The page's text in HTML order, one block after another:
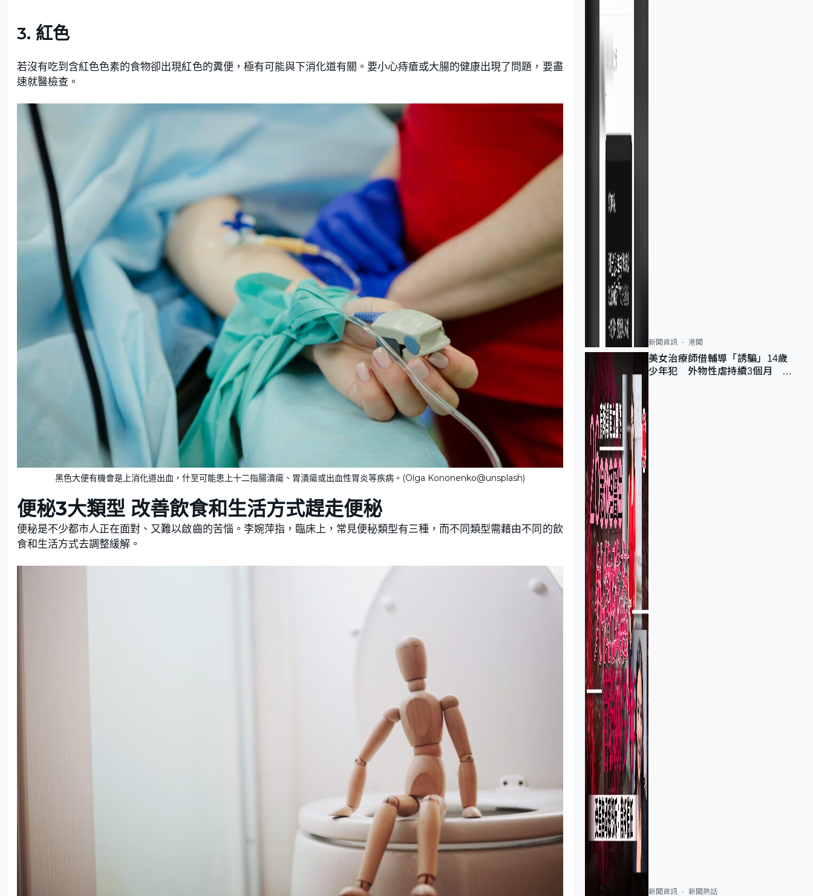
3. 紅色
若沒有吃到含紅色色素的食物卻出現紅色的糞便，極有可能與下消化道有關。要小心痔瘡或大腸的健康出現了問題，要盡
速就醫檢查。
黑色大便有機會是上消化道出血，什至可能患上十二指腸潰瘍、胃潰瘍或出血性胃炎等疾病。(Olga Kononenko@unsplash)
便秘3大類型 改善飲食和生活方式趕走便秘
便秘是不少都市人正在面對、又難以啟齒的苦惱。李婉萍指，臨床上，常見便秘類型有三種，而不同類型需藉由不同的飲
食和生活方式去調整緩解。
新聞資訊 港聞
美女治療師借輔導「誘騙」14歲
少年犯 外物性虐持續3個月 受
新聞資訊 新聞熱話